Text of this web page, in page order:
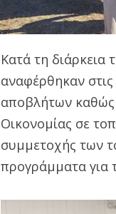
Κατά τη
αναφέρθηκαν
αποβλήτων καθώς
Οικονομίας σε
συμμετοχής των
προγράμματα για